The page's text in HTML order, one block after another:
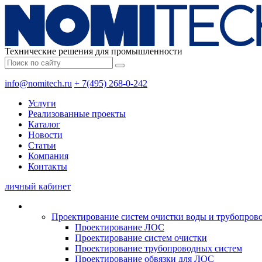
Технические решения для промышленности
info@nomitech.ru + 7(495) 268-0-242
Услуги
Реализованные проекты
Каталог
Новости
Статьи
Компания
Контакты
личный кабинет
Проектирование систем очистки воды и
Проектирование ЛОС
Проектирование систем очистки
Проектирование трубопроводных систем
Проектирование обвязки для ЛОС